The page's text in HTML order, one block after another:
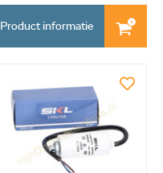
Product informatie